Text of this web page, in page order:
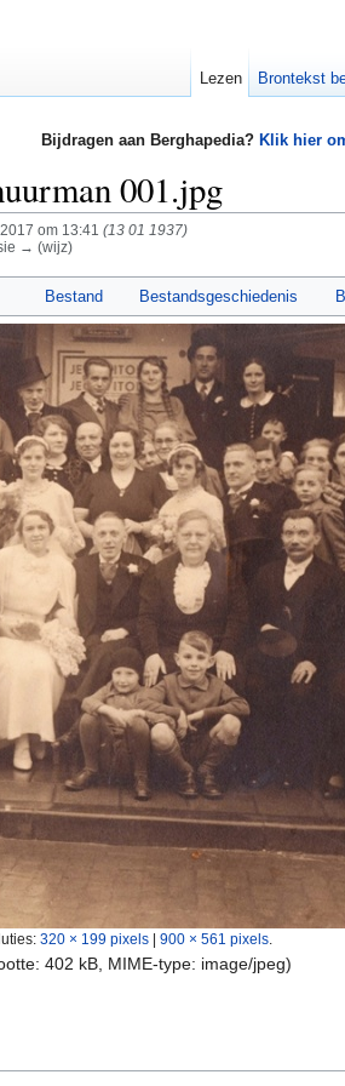
Bijdragen aan Berghapedia? Klik hier
001.jpg
om 13:41 (13 01 1937)
→ (wijz)
Bestand Bestandsgeschiedenis
320 × 199 pixels 900 × 561 pixels
402 kB, MIME-type: image/jpeg)
Lezen Brontekst